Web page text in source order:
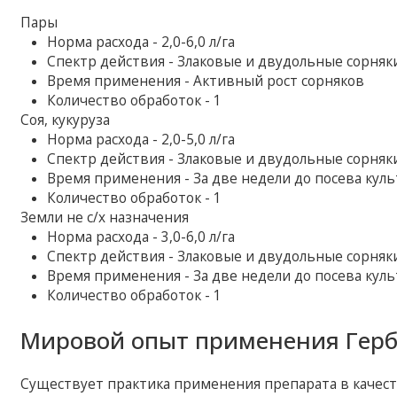
Пары
Норма расхода - 2,0-6,0 л/га
Спектр действия - Злаковые и двудольные
Время применения - Активный рост сорняков
Количество обработок - 1
Соя, кукуруза
Норма расхода - 2,0-5,0 л/га
Спектр действия - Злаковые и двудольные
Время применения - За две недели до посева
Количество обработок - 1
Земли не с/х назначения
Норма расхода - 3,0-6,0 л/га
Спектр действия - Злаковые и двудольные
Время применения - За две недели до посева
Количество обработок - 1
Мировой опыт применения
Существует практика применения препарата в